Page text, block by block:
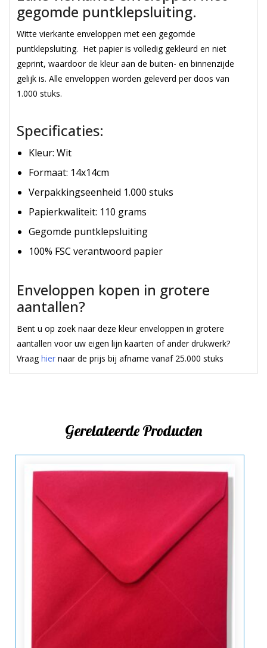
gegomde puntklepsluiting.
Witte vierkante enveloppen met een gegomde
puntklepsluiting. Het papier is volledig gekleurd en niet
geprint, waardoor de kleur aan de buiten- en binnenzijde
gelijk is. Alle enveloppen worden geleverd per doos van
1.000 stuks.
Specificaties:
Kleur: Wit
Formaat: 14x14cm
Verpakkingseenheid 1.000 stuks
Papierkwaliteit: 110 grams
Gegomde puntklepsluiting
100% FSC verantwoord papier
Enveloppen kopen in grotere
aantallen?
Bent u op zoek naar deze kleur enveloppen in grotere
aantallen voor uw eigen lijn kaarten of ander drukwerk?
Vraaghier naar de prijs bij afname vanaf 25.000 stuks
Gerelateerde Producten